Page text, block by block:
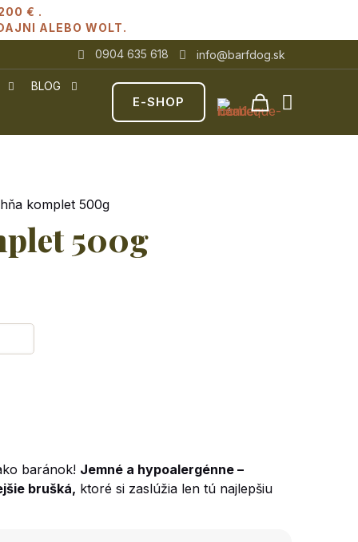
€ .
ALEBO WOLT.
0904 635 618
info@barfdog.sk
BLOG
E-SHOP
komplet 500g
500g
baránok! Jemné a hypoalergénne –
brušká, ktoré si zaslúžia len tú najlepšiu